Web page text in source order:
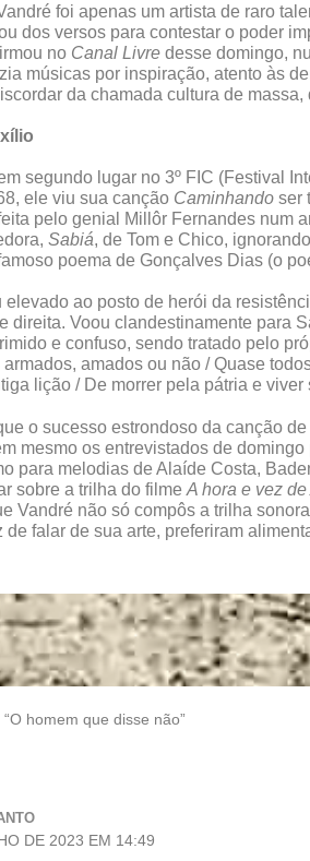
foi apenas um artista de raro
dos versos para contestar o poder
no Canal Livre desse domingo,
músicas por inspiração, atento às
da chamada cultura de massa,
segundo lugar no 3º FIC (Festival
ele viu sua canção Caminhando ser
pelo genial Millôr Fernandes num
Sabiá, de Tom e Chico,
poema de Gonçalves Dias (o
elevado ao posto de herói da
direita. Voou clandestinamente para
e confuso, sendo tratado pelo
armados, amados ou não / Quase
lição / De morrer pela pátria e viver
o sucesso estrondoso da canção
mesmo os entrevistados de
para melodias de Alaíde Costa,
sobre a trilha do filme A hora e vez
Vandré não só compôs a trilha
de falar de sua arte, preferiram
homem que disse não”
DE 2023 EM 14:49